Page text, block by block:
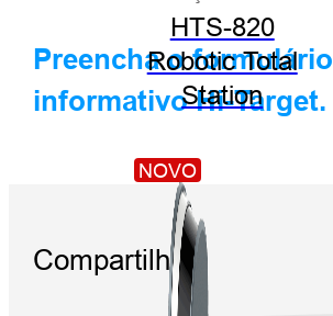
HTS-820
Robotic Total
Station
NOVO
Preencha o
informativo Hi-Target.
Compartilhar: